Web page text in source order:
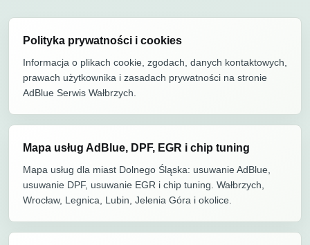
Polityka prywatności i cookies
Informacja o plikach cookie, zgodach, danych kontaktowych,
prawach użytkownika i zasadach prywatności na stronie
AdBlue Serwis Wałbrzych.
Mapa usług AdBlue, DPF, EGR i chip tuning
Mapa usług dla miast Dolnego Śląska: usuwanie AdBlue,
usuwanie DPF, usuwanie EGR i chip tuning. Wałbrzych,
Wrocław, Legnica, Lubin, Jelenia Góra i okolice.